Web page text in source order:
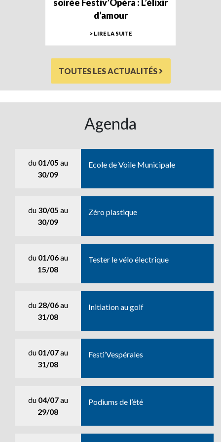
soirée Festiv’Opéra : L’élixir
d’amour
> LIRE LA SUITE
TOUTES LES ACTUALITÉS
Agenda
du 01/05 au
30/09
Ecole de Voile Municipale
du 30/05 au
30/09
Zéro plastique
du 01/06au
15/08
Tester le vélo électrique
du 28/06au
31/08
Initiation au golf
du 01/07au
31/08
Festi’Vespérales
du 04/07au
29/08
Podiums de l’été